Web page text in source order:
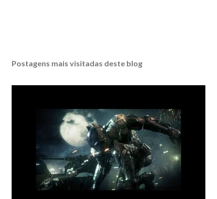
Postagens mais visitadas deste blog